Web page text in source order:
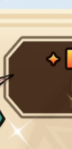
[킹방
[킹방
[킹방